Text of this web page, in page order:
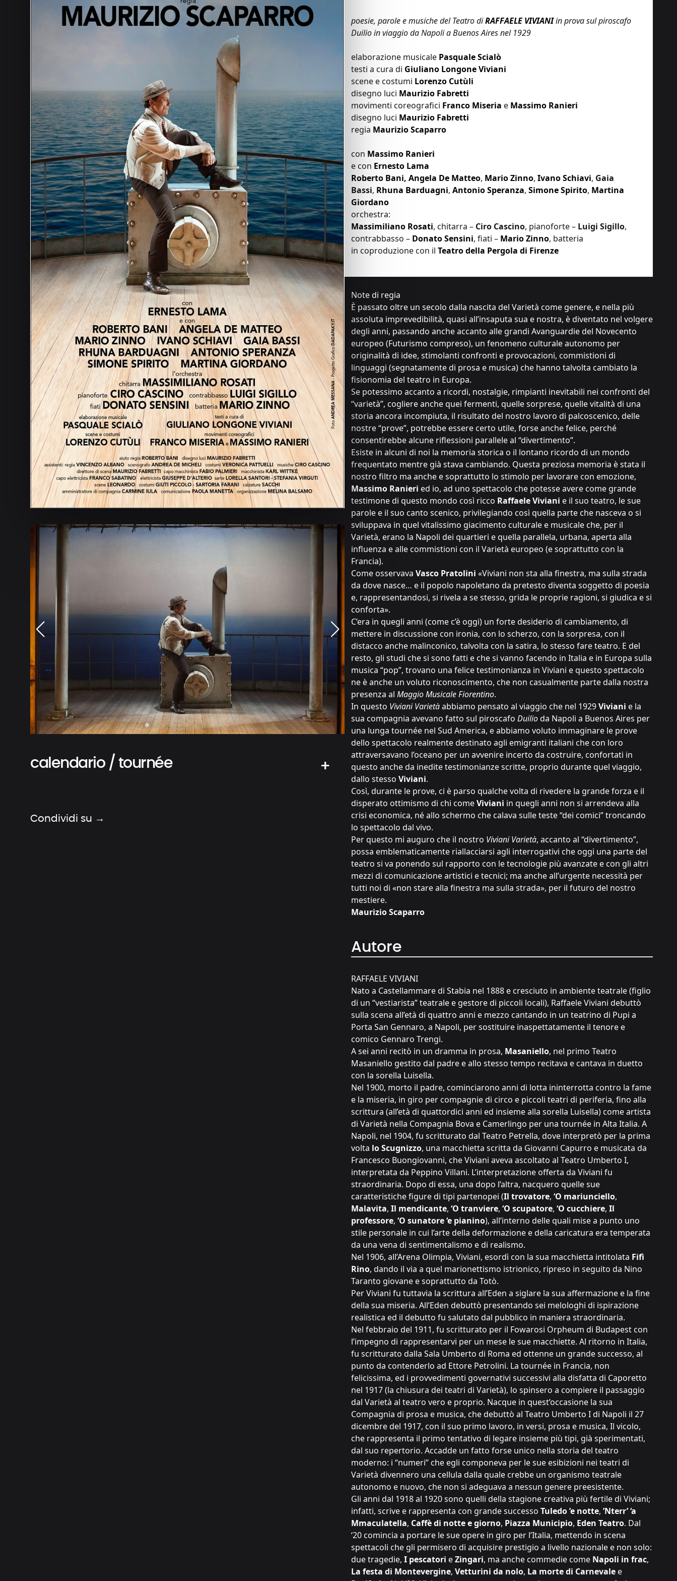
calendario / tournée
Condividi su →
poesie, parole e musiche del Teatro diRAFFAELE VIVIANIin prova sul piroscafo
Duilio in viaggio da Napoli a Buenos Aires nel 1929
elaborazione musicale Pasquale Scialò
testi a cura di Giuliano Longone Viviani
scene e costumi Lorenzo Cutùli
disegno luci Maurizio Fabretti
movimenti coreografici Franco Miseria e Massimo Ranieri
disegno luci Maurizio Fabretti
regia Maurizio Scaparro
con Massimo Ranieri
e con Ernesto Lama
Roberto Bani, Angela De Matteo, Mario Zinno, Ivano Schiavi, Gaia
Bassi, Rhuna Barduagni, Antonio Speranza, Simone Spirito, Martina
Giordano
orchestra:
Massimiliano Rosati, chitarra – Ciro Cascino, pianoforte – Luigi Sigillo,
contrabbasso – Donato Sensini, fiati – Mario Zinno, batteria
in coproduzione con il Teatro della Pergola di Firenze
Note di regia
È passato oltre un secolo dalla nascita del Varietà come genere, e nella più
assoluta imprevedibilità, quasi all’insaputa sua e nostra, è diventato nel volgere
degli anni, passando anche accanto alle grandi Avanguardie del Novecento
europeo (Futurismo compreso), un fenomeno culturale autonomo per
originalità di idee, stimolanti confronti e provocazioni, commistioni di
linguaggi (segnatamente di prosa e musica) che hanno talvolta cambiato la
fisionomia del teatro in Europa.
Se potessimo accanto a ricordi, nostalgie, rimpianti inevitabili nei confronti del
“varietà”, cogliere anche quei fermenti, quelle sorprese, quelle vitalità di una
storia ancora incompiuta, il risultato del nostro lavoro di palcoscenico, delle
nostre “prove”, potrebbe essere certo utile, forse anche felice, perché
consentirebbe alcune riflessioni parallele al “divertimento”.
Esiste in alcuni di noi la memoria storica o il lontano ricordo di un mondo
frequentato mentre già stava cambiando. Questa preziosa memoria è stata il
nostro filtro ma anche e soprattutto lo stimolo per lavorare con emozione,
Massimo Ranieri ed io, ad uno spettacolo che potesse avere come grande
testimone di questo mondo così ricco Raffaele Viviani e il suo teatro, le sue
parole e il suo canto scenico, privilegiando così quella parte che nasceva o si
sviluppava in quel vitalissimo giacimento culturale e musicale che, per il
Varietà, erano la Napoli dei quartieri e quella parallela, urbana, aperta alla
influenza e alle commistioni con il Varietà europeo (e soprattutto con la
Francia).
Come osservava Vasco Pratolini «Viviani non sta alla finestra, ma sulla strada
da dove nasce… e il popolo napoletano da pretesto diventa soggetto di poesia
e, rappresentandosi, si rivela a se stesso, grida le proprie ragioni, si giudica e si
conforta».
C’era in quegli anni (come c’è oggi) un forte desiderio di cambiamento, di
mettere in discussione con ironia, con lo scherzo, con la sorpresa, con il
distacco anche malinconico, talvolta con la satira, lo stesso fare teatro. E del
resto, gli studi che si sono fatti e che si vanno facendo in Italia e in Europa sulla
musica “pop”, trovano una felice testimonianza in Viviani e questo spettacolo
ne è anche un voluto riconoscimento, che non casualmente parte dalla nostra
presenza al Maggio Musicale Fiorentino.
In questo Viviani Varietàabbiamo pensato al viaggio che nel 1929Viviani e la
sua compagnia avevano fatto sul piroscafo Duilioda Napoli a Buenos Aires per
una lunga tournée nel Sud America, e abbiamo voluto immaginare le prove
dello spettacolo realmente destinato agli emigranti italiani che con loro
attraversavano l’oceano per un avvenire incerto da costruire, confortati in
questo anche da inedite testimonianze scritte, proprio durante quel viaggio,
dallo stesso Viviani.
Così, durante le prove, ci è parso qualche volta di rivedere la grande forza e il
disperato ottimismo di chi comeViviani in quegli anni non si arrendeva alla
crisi economica, né allo schermo che calava sulle teste “dei comici” troncando
lo spettacolo dal vivo.
Per questo mi auguro che il nostro Viviani Varietà, accanto al “divertimento”,
possa emblematicamente riallacciarsi agli interrogativi che oggi una parte del
teatro si va ponendo sul rapporto con le tecnologie più avanzate e con gli altri
mezzi di comunicazione artistici e tecnici; ma anche all’urgente necessità per
tutti noi di «non stare alla finestra ma sulla strada», per il futuro del nostro
mestiere.
Maurizio Scaparro
Autore
RAFFAELE VIVIANI
Nato a Castellammare di Stabia nel 1888 e cresciuto in ambiente teatrale (figlio
di un “vestiarista” teatrale e gestore di piccoli locali), Raffaele Viviani debuttò
sulla scena all’età di quattro anni e mezzo cantando in un teatrino di Pupi a
Porta San Gennaro, a Napoli, per sostituire inaspettatamente il tenore e
comico Gennaro Trengi.
A sei anni recitò in un dramma in prosa, Masaniello, nel primo Teatro
Masaniello gestito dal padre e allo stesso tempo recitava e cantava in duetto
con la sorella Luisella.
Nel 1900, morto il padre, cominciarono anni di lotta ininterrotta contro la fame
e la miseria, in giro per compagnie di circo e piccoli teatri di periferia, fino alla
scrittura (all’età di quattordici anni ed insieme alla sorella Luisella) come artista
di Varietà nella Compagnia Bova e Camerlingo per una tournée in Alta Italia. A
Napoli, nel 1904, fu scritturato dal Teatro Petrella, dove interpretò per la prima
volta lo Scugnizzo, una macchietta scritta da Giovanni Capurro e musicata da
Francesco Buongiovanni, che Viviani aveva ascoltato al Teatro Umberto I,
interpretata da Peppino Villani. L’interpretazione offerta da Viviani fu
straordinaria. Dopo di essa, una dopo l’altra, nacquero quelle sue
caratteristiche figure di tipi partenopei (Il trovatore, ‘O mariunciello,
Malavita, Il mendicante, ‘O tranviere, ‘O scupatore, ‘O cucchiere, Il
professore, ‘O sunatore ‘e pianino), all’interno delle quali mise a punto uno
stile personale in cui l’arte della deformazione e della caricatura era temperata
da una vena di sentimentalismo e di realismo.
Nel 1906, all’Arena Olimpia, Viviani, esordì con la sua macchietta intitolata Fifì
Rino, dando il via a quel marionettismo istrionico, ripreso in seguito da Nino
Taranto giovane e soprattutto da Totò.
Per Viviani fu tuttavia la scrittura all’Eden a siglare la sua affermazione e la fine
della sua miseria. All’Eden debuttò presentando sei melologhi di ispirazione
realistica ed il debutto fu salutato dal pubblico in maniera straordinaria.
Nel febbraio del 1911, fu scritturato per il Fowarosi Orpheum di Budapest con
l’impegno di rappresentarvi per un mese le sue macchiette. Al ritorno in Italia,
fu scritturato dalla Sala Umberto di Roma ed ottenne un grande successo, al
punto da contenderlo ad Ettore Petrolini. La tournée in Francia, non
felicissima, ed i provvedimenti governativi successivi alla disfatta di Caporetto
nel 1917 (la chiusura dei teatri di Varietà), lo spinsero a compiere il passaggio
dal Varietà al teatro vero e proprio. Nacque in quest’occasione la sua
Compagnia di prosa e musica, che debuttò al Teatro Umberto I di Napoli il 27
dicembre del 1917, con il suo primo lavoro, in versi, prosa e musica, Il vicolo,
che rappresenta il primo tentativo di legare insieme più tipi, già sperimentati,
dal suo repertorio. Accadde un fatto forse unico nella storia del teatro
moderno: i “numeri” che egli componeva per le sue esibizioni nei teatri di
Varietà divennero una cellula dalla quale crebbe un organismo teatrale
autonomo e nuovo, che non si adeguava a nessun genere preesistente.
Gli anni dal 1918 al 1920 sono quelli della stagione creativa più fertile di Viviani;
infatti, scrive e rappresenta con grande successo Tuledo ’e notte, ’Nterr’ ‘a
Mmaculatella, Caffè di notte e giorno, Piazza Municipio, Eden Teatro. Dal
‘20 comincia a portare le sue opere in giro per l’Italia, mettendo in scena
spettacoli che gli permisero di acquisire prestigio a livello nazionale e non solo:
due tragedie, I pescatori eZingari, ma anche commedie come Napoli in frac,
La festa di Montevergine, Vetturini da nolo, La morte di Carnevalee